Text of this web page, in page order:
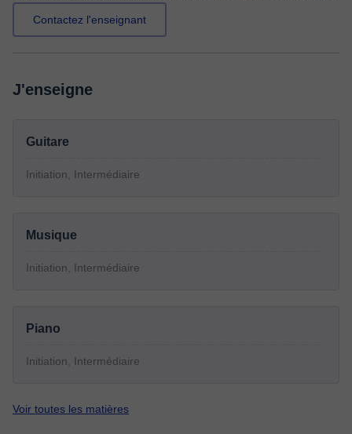
Contactez l'enseignant
J'enseigne
Guitare
Initiation, Intermédiaire
Musique
Initiation, Intermédiaire
Piano
Initiation, Intermédiaire
Voir toutes les matières